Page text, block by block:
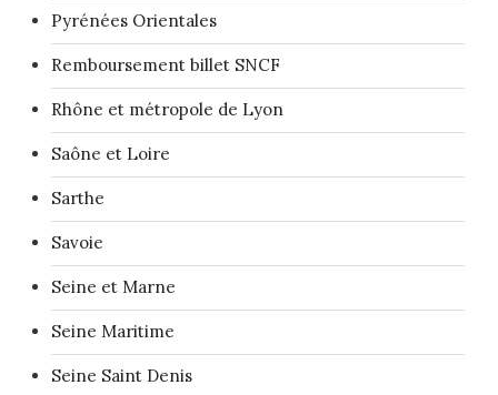
Pyrénées Orientales
Remboursement billet SNCF
Rhône et métropole de Lyon
Saône et Loire
Sarthe
Savoie
Seine et Marne
Seine Maritime
Seine Saint Denis